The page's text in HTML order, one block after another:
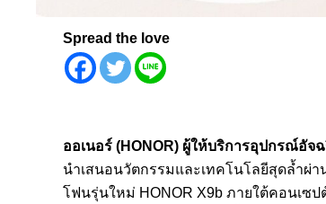
Spread the love
ออเนอร์(HONOR) ผู้ให้บริการอุปกรณ์อัจ
นำเสนอนวัตกรรมและเทคโนโลยีสุดล้ำผ่
โฟนรุ่นใหม่ HONOR X9b ภายใต้คอนเซ